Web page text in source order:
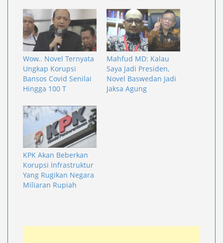
Wow.. Novel Ternyata
Ungkap Korupsi
Bansos Covid Senilai
Hingga 100 T
Mahfud MD: Kalau
Saya Jadi Presiden,
Novel Baswedan Jadi
Jaksa Agung
KPK Akan Beberkan
Korupsi Infrastruktur
Yang Rugikan Negara
Miliaran Rupiah